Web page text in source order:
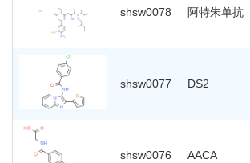
shsw0078 阿特朱单抗
shsw0077 DS2
shsw0076 AACA